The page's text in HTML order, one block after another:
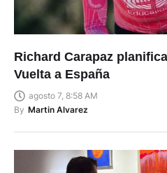
Richard Carapaz
Vuelta a España
agosto 7, 8:58 AM
By Martin Alvarez